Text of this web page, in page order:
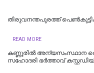
തിരുവനന്തപുരത്ത്
READ MORE
കണ്ണൂരിൽ അന്യസംസ്ഥാന
സഹോദരി ഭർത്താവ്